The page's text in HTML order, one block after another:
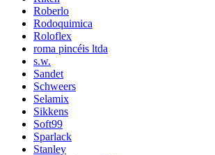
Roberlo
Rodoquimica
Roloflex
roma pincéis ltda
s.w.
Sandet
Schweers
Selamix
Sikkens
Soft99
Sparlack
Stanley